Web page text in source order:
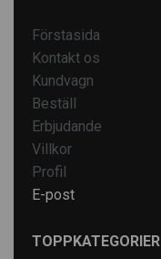
Förstasida
Kontakt os
Kundvagn
Beställ
Erbjudande
Villkor
Profil
E-post
TOPPKATEGORIER